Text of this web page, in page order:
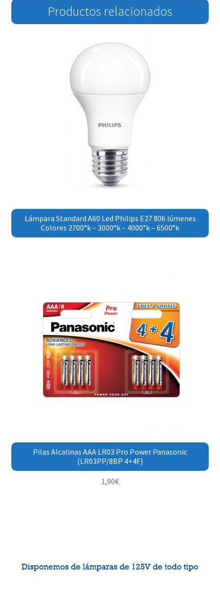
Productos relacionados
Lámpara Standard A60 Led Philips E27 806 lúmenes
Colores 2700°k – 3000°k – 4000°k – 6500°k
Pilas Alcalinas AAA LR03 Pro Power Panasonic
(LR03PP/8BP 4+4F)
1,90€